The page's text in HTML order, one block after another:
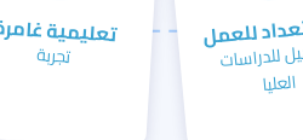
للعمل
للدراسات
العليا
تعليمية
تجربة